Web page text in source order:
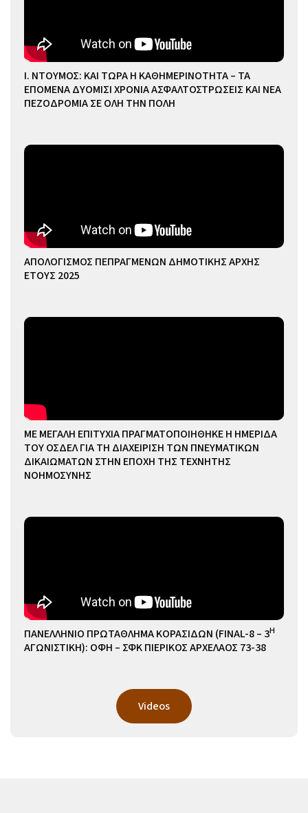
Ι. ΝΤΟΥΜΟΣ: ΚΑΙ ΤΩΡΑ Η ΚΑΘΗΜΕΡΙΝΟΤΗΤΑ – ΤΑ
ΕΠΟΜΕΝΑ ΔΥΟΜΙΣΙ ΧΡΟΝΙΑ ΑΣΦΑΛΤΟΣΤΡΩΣΕΙΣ ΚΑΙ ΝΕΑ
ΠΕΖΟΔΡΟΜΙΑ ΣΕ ΟΛΗ ΤΗΝ ΠΟΛΗ
ΑΠΟΛΟΓΙΣΜΟΣ ΠΕΠΡΑΓΜΕΝΩΝ ΔΗΜΟΤΙΚΗΣ ΑΡΧΗΣ
ΕΤΟΥΣ 2025
ΜΕ ΜΕΓΑΛΗ ΕΠΙΤΥΧΙΑ ΠΡΑΓΜΑΤΟΠΟΙΗΘΗΚΕ Η ΗΜΕΡΙΔΑ
ΤΟΥ ΟΣΔΕΛ ΓΙΑ ΤΗ ΔΙΑΧΕΙΡΙΣΗ ΤΩΝ ΠΝΕΥΜΑΤΙΚΩΝ
ΔΙΚΑΙΩΜΑΤΩΝ ΣΤΗΝ ΕΠΟΧΗ ΤΗΣ ΤΕΧΝΗΤΗΣ
ΝΟΗΜΟΣΥΝΗΣ
ΠΑΝΕΛΛΗΝΙΟ ΠΡΩΤΑΘΛΗΜΑ ΚΟΡΑΣΙΔΩΝ (FINAL-8 – 3Η
ΑΓΩΝΙΣΤΙΚΗ): ΟΦΗ – ΣΦΚ ΠΙΕΡΙΚΟΣ ΑΡΧΕΛΑΟΣ 73-38
Videos